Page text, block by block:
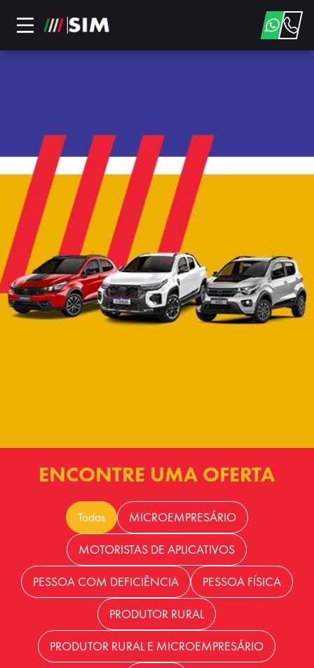
ENCONTRE UMA OFERTA
Todas MICROEMPRESÁRIO
MOTORISTAS DE APLICATIVOS
PESSOA COM DEFICIÊNCIA PESSOA FÍSICA
PRODUTOR RURAL
PRODUTOR RURAL E MICROEMPRESÁRIO